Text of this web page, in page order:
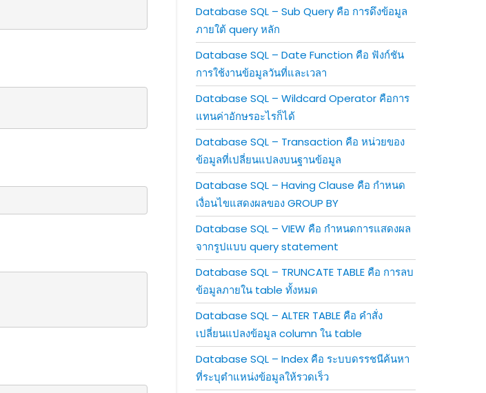
Database SQL – Sub Query คือ การดึงข้อมูล
ภายใต้ query หลัก
Database SQL – Date Function คือ ฟังก์ชัน
การใช้งานข้อมูลวันที่และเวลา
Database SQL – Wildcard Operator คือการ
แทนค่าอักษรอะไรก็ได้
Database SQL – Transaction คือ หน่วยของ
ข้อมูลที่เปลี่ยนแปลงบนฐานข้อมูล
Database SQL – Having Clause คือ กำหนด
เงื่อนไขแสดงผลของ GROUP BY
Database SQL – VIEW คือ กำหนดการแสดงผล
จากรูปแบบ query statement
Database SQL – TRUNCATE TABLE คือ การลบ
ข้อมูลภายใน table ทั้งหมด
Database SQL – ALTER TABLE คือ คำสั่ง
เปลี่ยนแปลงข้อมูล column ใน table
Database SQL – Index คือ ระบบดรรชนีค้นหา
ที่ระบุตำแหน่งข้อมูลให้รวดเร็ว